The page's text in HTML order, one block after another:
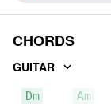
CHORDS
GUITAR
Dm Am